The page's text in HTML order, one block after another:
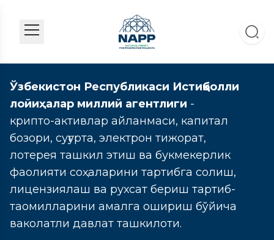
Ўзбекистон Республикаси Истиқболли
лойиҳалар миллий агентлиги -
крипто-активлар айланмаси, капитал
бозори, суғурта, электрон тижорат,
лотерея ташкил этиш ва букмекерлик
фаолияти соҳаларини тартибга солиш,
лицензиялаш ва рухсат бериш тартиб-
таомилларини амалга ошириш бўйича
ваколатли давлат ташкилоти.